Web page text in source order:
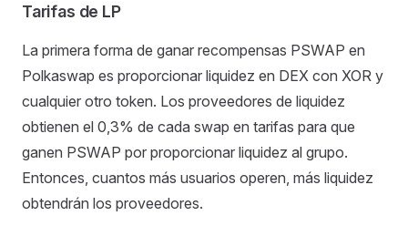
Tarifas de LP
La primera forma de ganar recompensas PSWAP en
Polkaswap es proporcionar liquidez en DEX con XOR y
cualquier otro token. Los proveedores de liquidez
obtienen el 0,3% de cada swap en tarifas para que
ganen PSWAP por proporcionar liquidez al grupo.
Entonces, cuantos más usuarios operen, más liquidez
obtendrán los proveedores.